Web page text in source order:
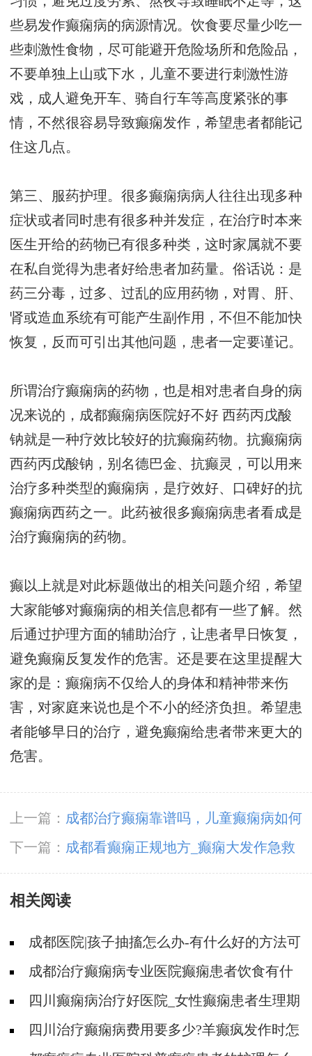
些易发作癫痫病的病源情况。饮食要尽量少吃一
些刺激性食物，尽可能避开危险场所和危险品，
不要单独上山或下水，儿童不要进行刺激性游
戏，成人避免开车、骑自行车等高度紧张的事
情，不然很容易导致癫痫发作，希望患者都能记
住这几点。
第三、服药护理。很多癫痫病病人往往出现多种
症状或者同时患有很多种并发症，在治疗时本来
医生开给的药物已有很多种类，这时家属就不要
在私自觉得为患者好给患者加药量。俗话说：是
药三分毒，过多、过乱的应用药物，对胃、肝、
肾或造血系统有可能产生副作用，不但不能加快
恢复，反而可引出其他问题，患者一定要谨记。
所谓治疗癫痫病的药物，也是相对患者自身的病
况来说的， 成都癫痫病医院好不好 西药丙戊酸
钠就是一种疗效比较好的抗癫痫药物。抗癫痫病
西药丙戊酸钠，别名德巴金、抗癫灵，可以用来
治疗多种类型的癫痫病，是疗效好、口碑好的抗
癫痫病西药之一。此药被很多癫痫病患者看成是
治疗癫痫病的药物。
癫以上就是对此标题做出的相关问题介绍，希望
大家能够对癫痫病的相关信息都有一些了解。然
后通过护理方面的辅助治疗，让患者早日恢复，
避免癫痫反复发作的危害。还是要在这里提醒大
家的是：癫痫病不仅给人的身体和精神带来伤
害，对家庭来说也是个不小的经济负担。希望患
者能够早日的治疗，避免癫痫给患者带来更大的
危害。
上一篇： 成都治疗癫痫靠谱吗，儿童癫痫病如何
检查吗
下一篇： 成都看癫痫正规地方_癫痫大发作急救
常见误区有那些
相关阅读
成都医院|孩子抽搐怎么办-有什么好的方法可
以预防癫痫发作?
成都治疗癫痫病专业医院癫痫患者饮食有什
么特殊注意事项?
四川癫痫病治疗好医院_女性癫痫患者生理期
要注意什么?
四川治疗癫痫病费用要多少?羊癫疯发作时怎